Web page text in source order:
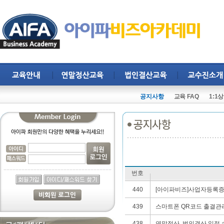
공지사항 교육 FAQ 1:1
번호
440 [아이파비즈]사업자등록
439 스마트폰 QR코드 출결관